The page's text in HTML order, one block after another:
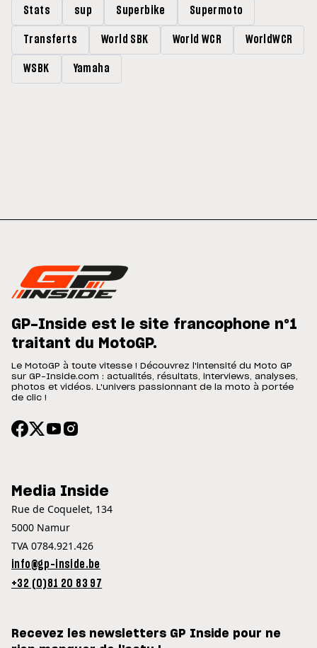
Stats sup Superbike Supermoto
Transferts World SBK World WCR WorldWCR
WSBK Yamaha
GP-Inside est le site francophone n°1
traitant du MotoGP.
Le MotoGP à toute vitesse ! Découvrez l'intensité du Moto GP
sur GP-Inside.com : actualités, résultats, interviews, analyses,
photos et vidéos. L'univers passionnant de la moto à portée
de clic !
Media Inside
Rue de Coquelet, 134
5000 Namur
TVA 0784.921.426
info@gp-inside.be
+32 (0)81 20 83 97
Recevez les newsletters GP Inside pour ne